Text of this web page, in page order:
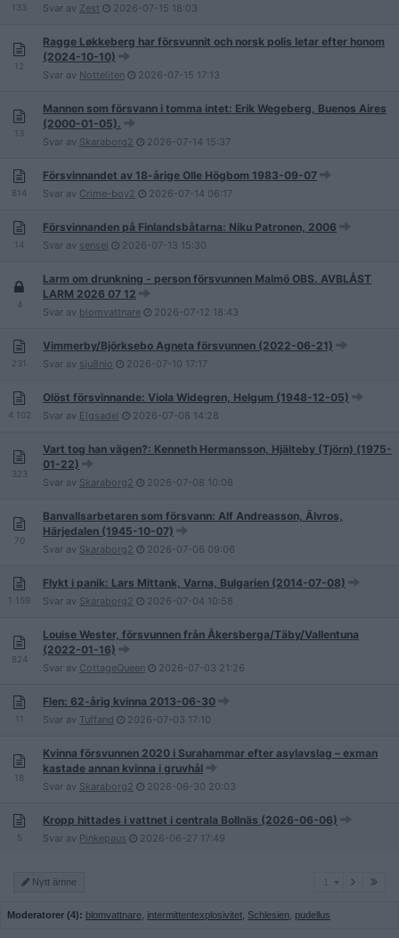
133 Svar av Zest 2026-07-15 18:03
12
Ragge Løkkeberg har försvunnit och norsk polis letar efter honom
(2024-10-10)
Svar av Notteliten 2026-07-15 17:13
13
Mannen som försvann i tomma intet: Erik Wegeberg, Buenos Aires
(2000-01-05).
Svar av Skaraborg2 2026-07-14 15:37
814
Försvinnandet av 18-årige Olle Högbom 1983-09-07
Svar av Crime-boy2 2026-07-14 06:17
14
Försvinnanden på Finlandsbåtarna: Niku Patronen, 2006
Svar av sensei 2026-07-13 15:30
4
Larm om drunkning - person försvunnen Malmö OBS. AVBLÅST
LARM 2026 07 12
Svar av blomvattnare 2026-07-12 18:43
231
Vimmerby/Björksebo Agneta försvunnen (2022-06-21)
Svar av sju8nio 2026-07-10 17:17
4 102
Olöst försvinnande: Viola Widegren, Helgum (1948-12-05)
Svar av Elgsadel 2026-07-08 14:28
323
Vart tog han vägen?: Kenneth Hermansson, Hjälteby (Tjörn) (1975-
01-22)
Svar av Skaraborg2 2026-07-08 10:08
70
Banvallsarbetaren som försvann: Alf Andreasson, Älvros,
Härjedalen (1945-10-07)
Svar av Skaraborg2 2026-07-06 09:06
1 159
Flykt i panik: Lars Mittank, Varna, Bulgarien (2014-07-08)
Svar av Skaraborg2 2026-07-04 10:58
824
Louise Wester, försvunnen från Åkersberga/Täby/Vallentuna
(2022-01-16)
Svar av CottageQueen 2026-07-03 21:26
11
Flen: 62-årig kvinna 2013-06-30
Svar av Tuffand 2026-07-03 17:10
18
Kvinna försvunnen 2020 i Surahammar efter asylavslag – exman
kastade annan kvinna i gruvhål
Svar av Skaraborg2 2026-06-30 20:03
5
Kropp hittades i vattnet i centrala Bollnäs (2026-06-06)
Svar av Pinkepaus 2026-06-27 17:49
Nytt ämne
Moderatorer (4): blomvattnare intermittentexplosivitet Schlesien pudellus